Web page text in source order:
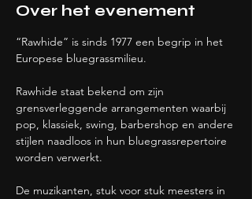
Over het evenement
“Rawhide” is sinds 1977 een begrip in het
Europese bluegrassmilieu.
Rawhide staat bekend om zijn
grensverleggende arrangementen waarbij
pop, klassiek, swing, barbershop en andere
stijlen naadloos in hun bluegrassrepertoire
worden verwerkt.
De muzikanten, stuk voor stuk meesters in